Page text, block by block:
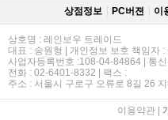
상점정보 PC버젼 이
상호명 : 레인보우 트레이드
대표 : 송원형 | 개인정보 보호 책임자 :
사업자등록번호 :108-04-84864 | 통
전화 : 02-6401-8332 | 팩스 :
주소 : 서울시 구로구 오류로 8길 26
이용약관|